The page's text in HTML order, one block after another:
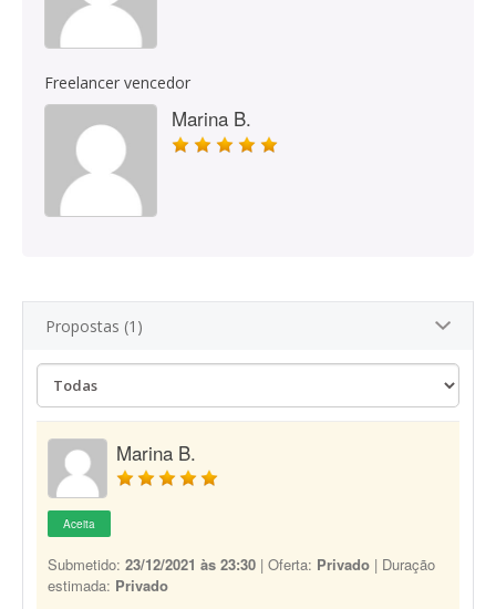
Freelancer vencedor
Marina B.
Propostas (1)
Marina B.
Aceita
Submetido: 23/12/2021 às 23:30 | Oferta: Privado | Duração
estimada: Privado